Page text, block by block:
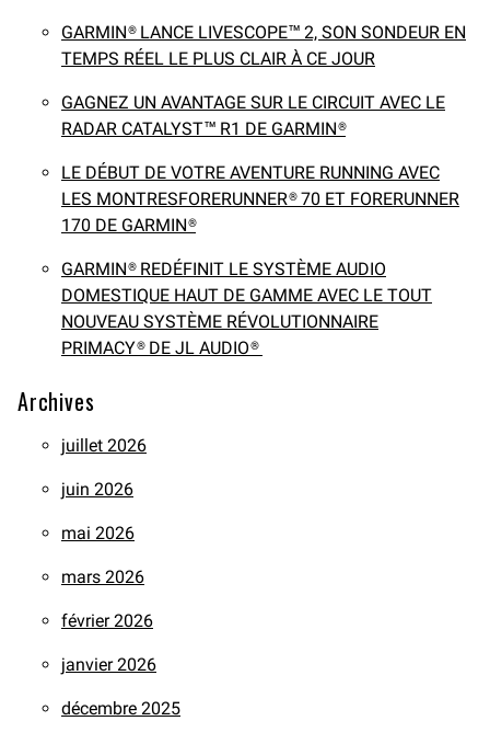
GARMIN® LANCE LIVESCOPE™ 2, SON SONDEUR EN
TEMPS RÉEL LE PLUS CLAIR À CE JOUR
GAGNEZ UN AVANTAGE SUR LE CIRCUIT AVEC LE
RADAR CATALYST™ R1 DE GARMIN®
LE DÉBUT DE VOTRE AVENTURE RUNNING AVEC
LES MONTRESFORERUNNER® 70 ET FORERUNNER
170 DE GARMIN®
GARMIN® REDÉFINIT LE SYSTÈME AUDIO
DOMESTIQUE HAUT DE GAMME AVEC LE TOUT
NOUVEAU SYSTÈME RÉVOLUTIONNAIRE
PRIMACY® DE JL AUDIO®
Archives
juillet 2026
juin 2026
mai 2026
mars 2026
février 2026
janvier 2026
décembre 2025